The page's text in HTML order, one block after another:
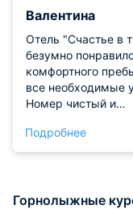
Валентина
Отель "Счастье в
безумно
комфортного
все необходимые
Номер чистый и
мебель в
Обслуживание на
Подробнее
Горнолыжные